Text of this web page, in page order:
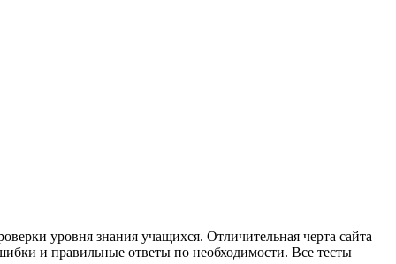
уровня знания учащихся. Отличительная черта сайта
и правильные ответы по необходимости. Все тесты